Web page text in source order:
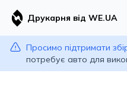
Друкарня від WE.UA
Просимо підтримати
потребує авто для